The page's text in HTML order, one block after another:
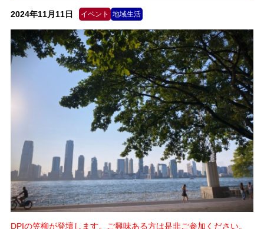
2024年11月11日 イベント 地域生活
DPIの笠柳が登壇します。ご興味ある方は是非ご参加ください。